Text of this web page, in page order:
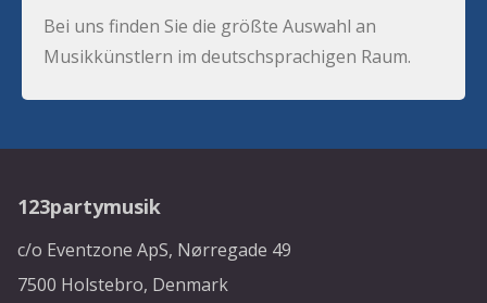
Bei uns finden Sie die größte Auswahl an
Musikkünstlern im deutschsprachigen Raum.
123partymusik
c/o Eventzone ApS, Nørregade 49
7500 Holstebro, Denmark